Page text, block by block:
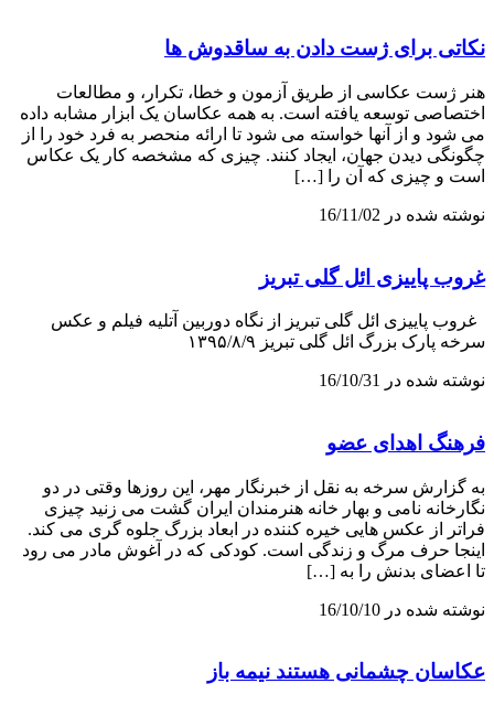
نکاتی برای ژست دادن به ساقدوش ها
هنر ژست عکاسی از طریق آزمون و خطا، تکرار، و مطالعات
اختصاصی توسعه یافته است. به همه عکاسان یک ابزار مشابه داده
می شود و از آنها خواسته می شود تا ارائه منحصر به فرد خود را از
چگونگی دیدن جهان، ایجاد کنند. چیزی که مشخصه کار یک عکاس
است و چیزی که آن را […]
نوشته شده در 16/11/02
غروب پاییزی ائل گلی تبریز
غروب پاییزی ائل گلی تبریز از نگاه دوربین آتلیه فیلم و عکس
سرخه پارک بزرگ ائل گلی تبریز ۱۳۹۵/۸/۹
نوشته شده در 16/10/31
فرهنگ اهدای عضو
به گزارش سرخه به نقل از خبرنگار مهر، این روزها وقتی در دو
نگارخانه نامی و بهار خانه هنرمندان ایران گشت می زنید چیزی
فراتر از عکس هایی خیره کننده در ابعاد بزرگ جلوه گری می کند.
اینجا حرف مرگ و زندگی است. کودکی که در آغوش مادر می رود
تا اعضای بدنش را به […]
نوشته شده در 16/10/10
عکاسان چشمانی هستند نیمه باز